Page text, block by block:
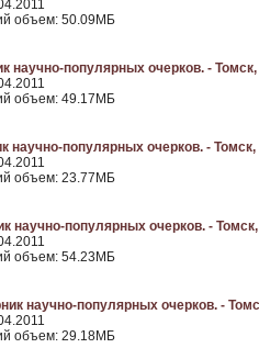
объем: 50.09МБ
научно-популярных очерков. - Томск,
объем: 49.17МБ
научно-популярных очерков. - Томск,
объем: 23.77МБ
научно-популярных очерков. -
объем: 54.23МБ
научно-популярных очерков. -
объем: 29.18МБ